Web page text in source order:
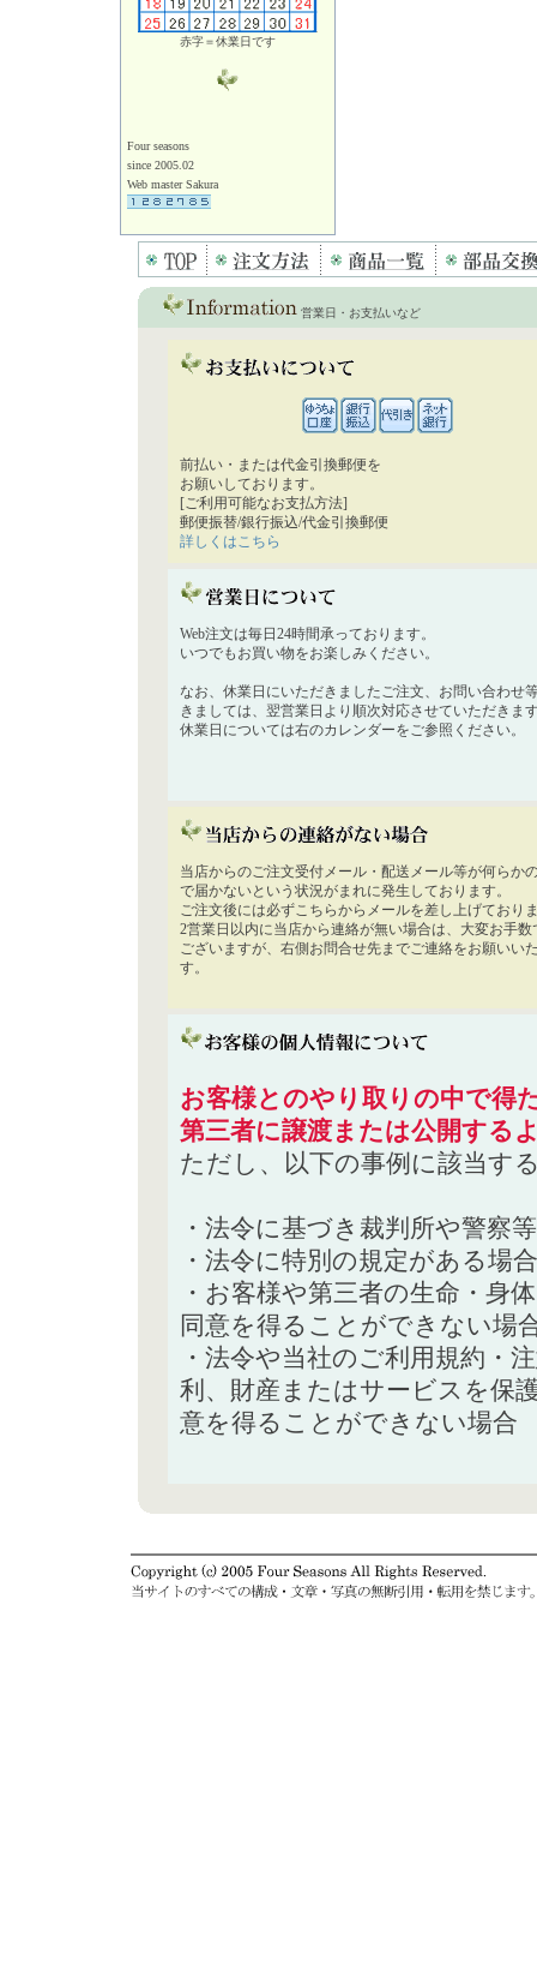
赤字＝休業日です
Four seasons
since 2005.02
Web master Sakura
営業日・お支払いなど
前払い・または代金引換郵便を
お願いしております。
[ご利用可能なお支払方法]
郵便振替/銀行振込/代金引換郵便
詳しくはこちら
Web注文は毎日24時間承っております。
いつでもお買い物をお楽しみください。
なお、休業日にいただきましたご注文、お問い合わせ
きましては、翌営業日より順次対応させていただきま
休業日については右のカレンダーをご参照ください。
当店からのご注文受付メール・配送メール等が何らか
で届かないという状況がまれに発生しております。
ご注文後には必ずこちらからメールを差し上げており
2営業日以内に当店から連絡が無い場合は、大変お手数
ございますが、右側お問合せ先までご連絡をお願いい
す。
お客様とのやり取りの中で得
第三者に譲渡または公開する
ただし、以下の事例に該当す
・法令に基づき裁判所や警察
・法令に特別の規定がある場合
・お客様や第三者の生命・身
同意を得ることができない場
・法令や当社のご利用規約・
利、財産またはサービスを保
意を得ることができない場合